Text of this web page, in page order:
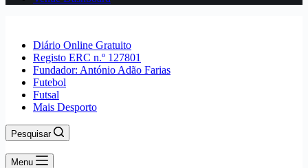
Diário Online Gratuito
Registo ERC n.º 127801
Fundador: António Adão Farias
Futebol
Futsal
Mais Desporto
Pesquisar
Menu